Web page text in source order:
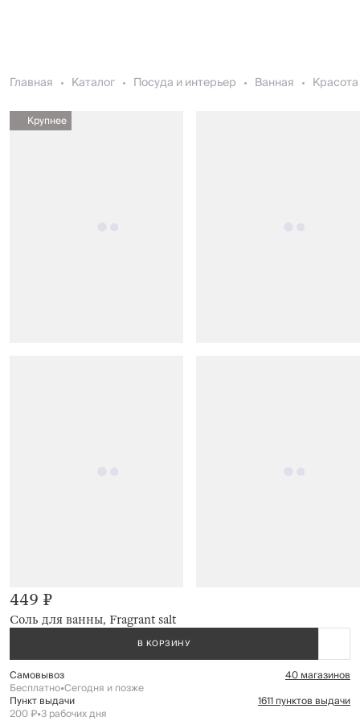
Главная Каталог Посуда и интерьер Ванная
Крупнее
Соль для ванны, Fragrant salt
449 ₽
В КОРЗИНУ
Самовывоз 40 магазинов
Бесплатно•Сегодня и позже
Пункт выдачи 1611 пунктов выдачи
200 ₽•3 рабочих дня